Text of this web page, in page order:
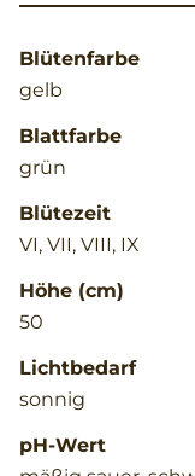
Blütenfarbe
gelb
Blattfarbe
grün
Blütezeit
VI, VII, VIII, IX
Höhe (cm)
50
Lichtbedarf
sonnig
pH-Wert